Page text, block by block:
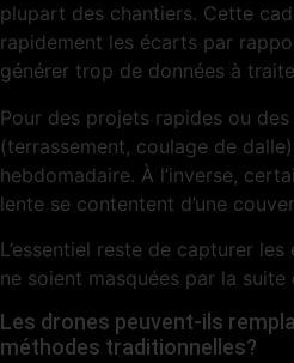
plupart des chantiers. Cette
rapidement les écarts par
générer trop de données à
Pour des projets rapides ou
(terrassement, coulage de
hebdomadaire. À l’inverse,
lente se contentent d’une
L’essentiel reste de capturer
ne soient masquées par la suite
Les drones peuvent-ils
méthodes traditionnelles?